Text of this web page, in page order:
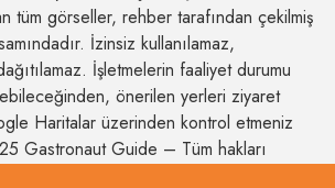
tüm görseller, rehber tarafından çekilmiş
İzinsiz kullanılamaz,
İşletmelerin faaliyet durumu
önerilen yerleri ziyaret
Haritalar üzerinden kontrol etmeniz
Gastronaut Guide – Tüm hakları